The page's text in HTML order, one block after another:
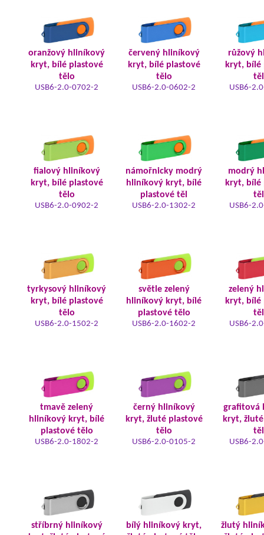
oranžový hliníkový
kryt, bílé plastové
tělo
USB6-2.0-0702-2
červený hliníkový
kryt, bílé plastové
tělo
USB6-2.0-0602-2
růžový
kryt, bílé
USB6-
fialový hliníkový
kryt, bílé plastové
tělo
USB6-2.0-0902-2
námořnicky modrý
hliníkový kryt, bílé
plastové těl
USB6-2.0-1302-2
modrý
kryt, bílé
USB6-
tyrkysový hliníkový
kryt, bílé plastové
tělo
USB6-2.0-1502-2
světle zelený
hliníkový kryt, bílé
plastové tělo
USB6-2.0-1602-2
zelený
kryt, bílé
USB6-
tmavě zelený
hliníkový kryt, bílé
plastové tělo
USB6-2.0-1802-2
černý hliníkový
kryt, žluté plastové
tělo
USB6-2.0-0105-2
grafitová
kryt,
USB6-
stříbrný hliníkový
bílý hliníkový kryt,
žlutý